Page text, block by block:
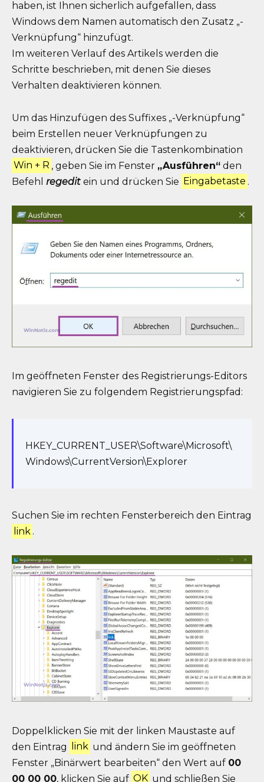
haben, ist Ihnen sicherlich aufgefallen, dass
Windows dem Namen automatisch den Zusatz „-
Verknüpfung“ hinzufügt.
Im weiteren Verlauf des Artikels werden die
Schritte beschrieben, mit denen Sie dieses
Verhalten deaktivieren können.
Um das Hinzufügen des Suffixes „-Verknüpfung“
beim Erstellen neuer Verknüpfungen zu
deaktivieren, drücken Sie die Tastenkombination
Win + R , geben Sie im Fenster „Ausführen“ den
Befehl regedit ein und drücken Sie Eingabetaste .
Im geöffneten Fenster des Registrierungs-Editors
navigieren Sie zu folgendem Registrierungspfad:
HKEY_CURRENT_USER\Software\Microsoft\
Windows\CurrentVersion\Explorer
Suchen Sie im rechten Fensterbereich den Eintrag
link .
Doppelklicken Sie mit der linken Maustaste auf
den Eintrag
link und ändern Sie im geöffneten
Fenster „Binärwert bearbeiten“ den Wert auf 00
00 00 00, klicken Sie auf OK und schließen Sie